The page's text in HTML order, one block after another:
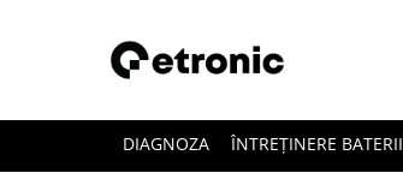
DIAGNOZA ÎNTREȚINERE BATERII